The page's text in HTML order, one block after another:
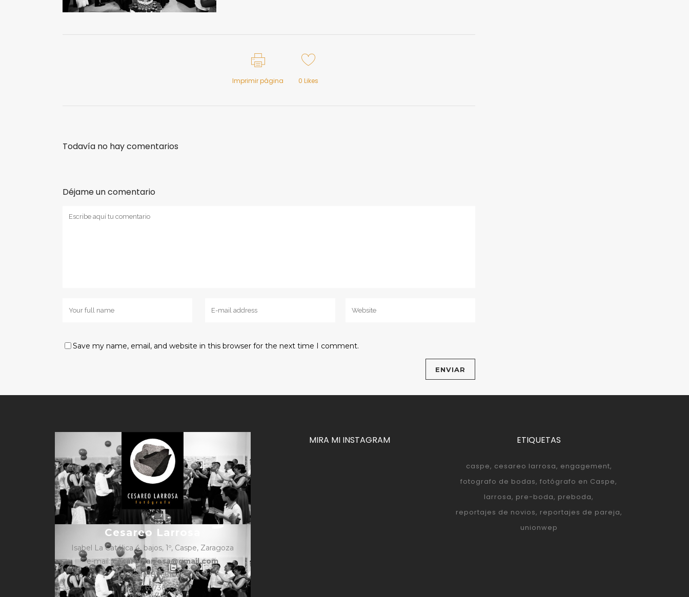
Imprimir página 0 Likes
Todavía no hay comentarios
Déjame un comentario
Save my name, email, and website in this browser for the next time I comment.
Cesareo Larrosa
Isabel La Católica 4, bajos, 1º, Caspe, Zaragoza
e-mail:cesareolarrosa@gmail.com
Teléfono: 876610325
Móvil: 657366052
MIRA MI INSTAGRAM ETIQUETAS
caspe cesareo larrosa engagement
fotografo de bodas fotógrafo en Caspe
larrosa pre-boda preboda
reportajes de novios reportajes de pareja
unionwep